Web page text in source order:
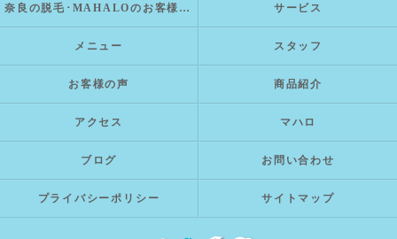
奈良の脱毛･MAHALOのお客様の声 サービス
メニュー スタッフ
お客様の声 商品紹介
アクセス マハロ
ブログ お問い合わせ
プライバシーポリシー サイトマップ